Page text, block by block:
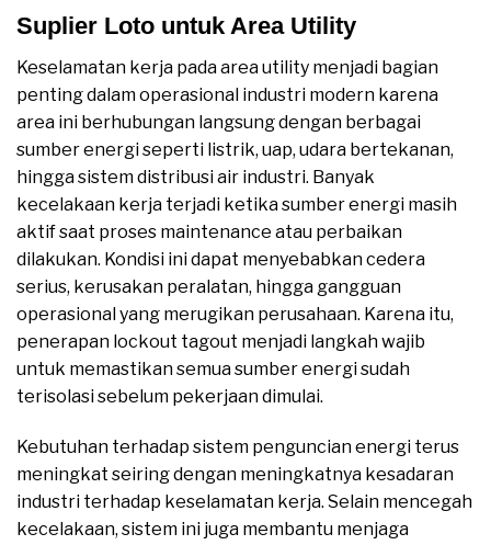
Suplier Loto untuk Area Utility
Keselamatan kerja pada area utility menjadi bagian
penting dalam operasional industri modern karena
area ini berhubungan langsung dengan berbagai
sumber energi seperti listrik, uap, udara bertekanan,
hingga sistem distribusi air industri. Banyak
kecelakaan kerja terjadi ketika sumber energi masih
aktif saat proses maintenance atau perbaikan
dilakukan. Kondisi ini dapat menyebabkan cedera
serius, kerusakan peralatan, hingga gangguan
operasional yang merugikan perusahaan. Karena itu,
penerapan lockout tagout menjadi langkah wajib
untuk memastikan semua sumber energi sudah
terisolasi sebelum pekerjaan dimulai.
Kebutuhan terhadap sistem penguncian energi terus
meningkat seiring dengan meningkatnya kesadaran
industri terhadap keselamatan kerja. Selain mencegah
kecelakaan, sistem ini juga membantu menjaga